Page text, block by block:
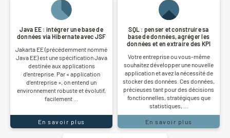
Java EE : intégrer une base de
données via Hibernate avec JSF
Jakarta EE (précédemment nommé
Java EE) est une spécification Java
destinée aux applications
d’entreprise. Par « application
d’entreprise », on entend un
environnement robuste et évolutif,
facilement …
En savoir plus
SQL : penser et construire sa
base de données, agréger les
données et en extraire des KPI
Votre entreprise ou vous-même
souhaitez développer une nouvelle
application et avez la nécessité de
stocker des données. Ces données,
précieuses tant pour des décisions
fonctionnelles, stratégiques que
statistiques, …
En savoir plus